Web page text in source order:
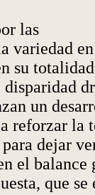
las
variedad
su
un
reforzar la
dejar
el balance
que se